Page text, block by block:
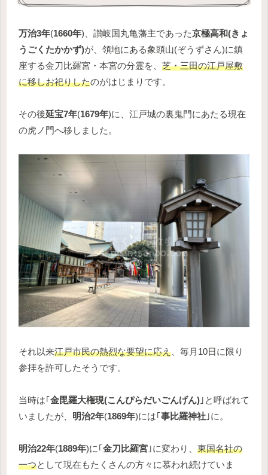
万治3年(1660年)、讃岐国丸亀藩主であった京極高和(きょ
うごくたかかず)が、領地にある象頭山(ぞうずさん)に鎮
座する金刀比羅宮・本宮の分霊を、 芝・三田の江戸屋敷
に移しお祀りしたのがはじまりです。
その後延宝7年(1679年)に、江戸城の裏鬼門にあたる現在
の虎ノ門へ移しました。
それ以来江戸市民の熱烈な要望に応え 、毎月10日に限り
参拝を許可したそうです。
当時は｢金毘羅大権現(こんぴらだいごんげん) ｣と呼ばれて
いましたが、 明治2年(1869年)には｢事比羅神社 ｣に。
明治22年(1889年)に｢金刀比羅宮 ｣に変わり、 東国名社の
一つとして現在もたくさんの方々に慕われ続けていま